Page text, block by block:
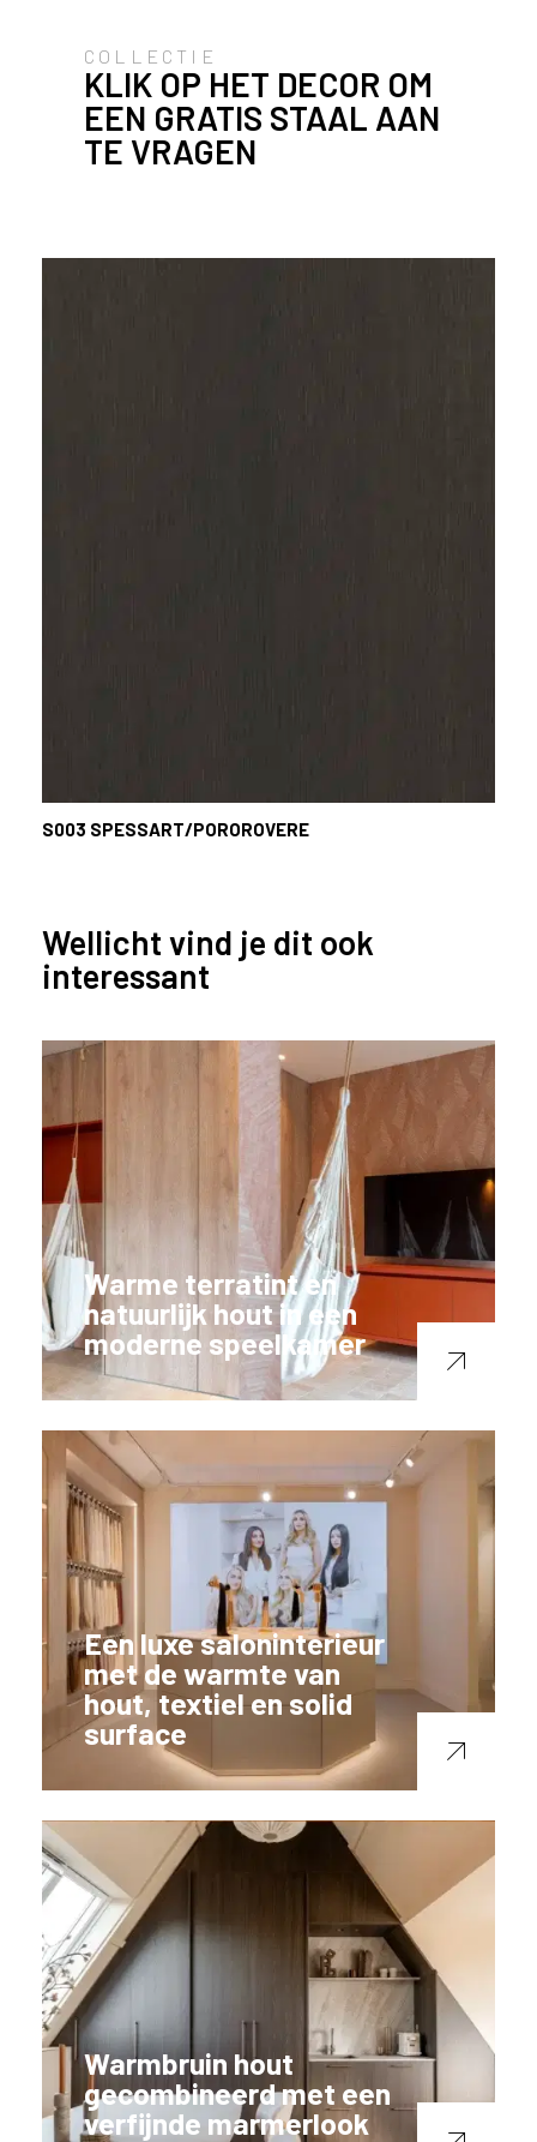
Maatwerk tv-meubel in S003
Spessart van Cleaf, een
COLLECTIE
KLIK OP HET DECOR OM
EEN GRATIS STAAL AAN
TE VRAGEN
S003 SPESSART/POROROVERE
Wellicht vind je dit ook
interessant
Warme terratint en
natuurlijk hout in een
moderne speelkamer
Een luxe saloninterieur
met de warmte van
hout, textiel en solid
surface
Warmbruin hout
gecombineerd met een
verfijnde marmerlook